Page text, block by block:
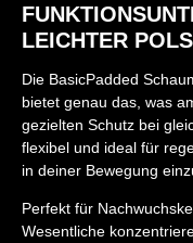
LEICHTER
Die BasicPadded
bietet genau das, was
gezielten Schutz bei
flexibel und ideal für
in deiner Bewegung
Perfekt für
Wesentliche